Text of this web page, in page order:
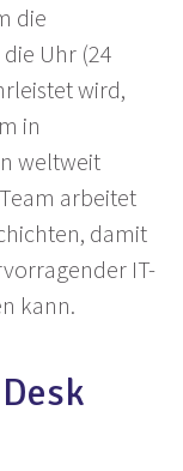
die
Uhr (24
wird,
in
weltweit
arbeitet
damit
IT-
kann.